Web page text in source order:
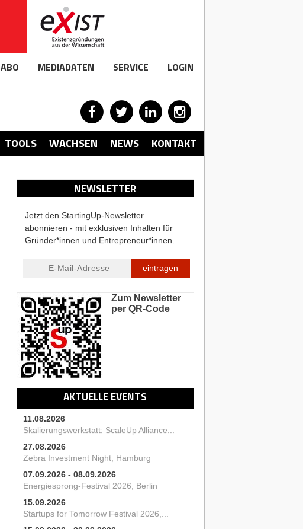
ABO MEDIADATEN SERVICE LOGIN
TOOLS WACHSEN NEWS KONTAKT
NEWSLETTER
Jetzt den StartingUp-Newsletter
abonnieren - mit exklusiven Inhalten für
Gründer*innen und Entrepreneur*innen.
eintragen
Zum Newsletter
per QR-Code
AKTUELLE EVENTS
11.08.2026
Skalierungswerkstatt: ScaleUp Alliance...
27.08.2026
Zebra Investment Night, Hamburg
07.09.2026 - 08.09.2026
Energiesprong-Festival 2026, Berlin
15.09.2026
Startups for Tomorrow Festival 2026,...